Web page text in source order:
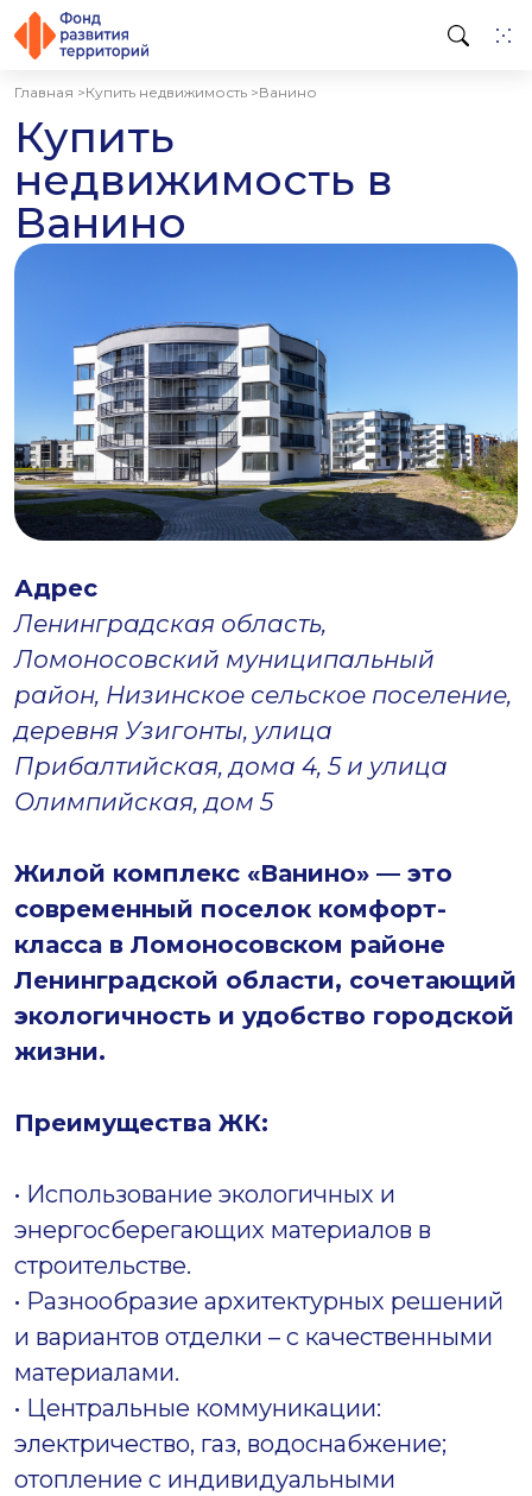
Главная >Купить недвижимость >Ванино
Купить
недвижимость в
Ванино
Адрес
Ленинградская область,
Ломоносовский муниципальный
район, Низинское сельское поселение,
деревня Узигонты, улица
Прибалтийская, дома 4, 5 и улица
Олимпийская, дом 5
Жилой комплекс «Ванино» — это
современный поселок комфорт-
класса в Ломоносовском районе
Ленинградской области, сочетающий
экологичность и удобство городской
жизни.
Преимущества ЖК:
• Использование экологичных и
энергосберегающих материалов в
строительстве.
• Разнообразие архитектурных решений
и вариантов отделки – с качественными
материалами.
• Центральные коммуникации:
электричество, газ, водоснабжение;
отопление с индивидуальными